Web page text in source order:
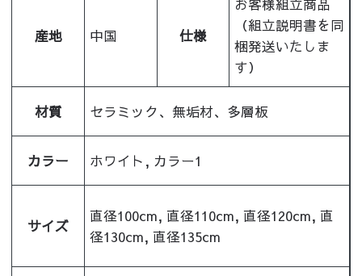
産地 中国 仕様
お客様組立商品
（組立説明書を同
梱発送いたしま
す）
材質 セラミック、無垢材、多層板
カラー ホワイト, カラー1
サイズ
直径100cm, 直径110cm, 直径120cm, 直
径130cm, 直径135cm